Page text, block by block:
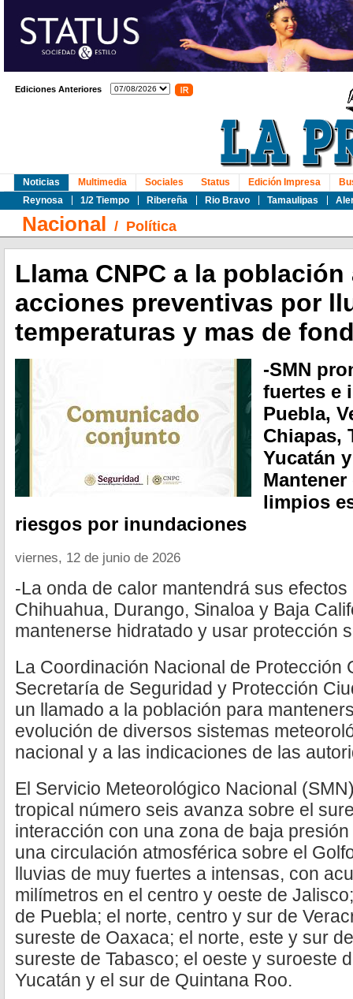
Ediciones Anteriores
Noticias
Reynosa
1/2 Tiempo Ribereña Rio Bravo Tamaulipas
Multimedia Sociales Status Edición Impresa
Nacional / Política
Llama CNPC a la
acciones preventivas por
temperaturas y mas de
-SMN
fuertes e
Puebla,
Chiapas,
Yucatán
limpios
riesgos por inundaciones
viernes, 12 de junio de 2026
-La onda de calor mantendrá sus efectos
Chihuahua, Durango, Sinaloa y Baja
mantenerse hidratado y usar protección
La Coordinación Nacional de Protección
Secretaría de Seguridad y Protección
un llamado a la población para
evolución de diversos sistemas
nacional y a las indicaciones de las
El Servicio Meteorológico Nacional
tropical número seis avanza sobre el
interacción con una zona de baja
una circulación atmosférica sobre el
lluvias de muy fuertes a intensas, con
milímetros en el centro y oeste de
de Puebla; el norte, centro y sur de
sureste de Oaxaca; el norte, este y sur
sureste de Tabasco; el oeste y suroeste
Yucatán y el sur de Quintana Roo.